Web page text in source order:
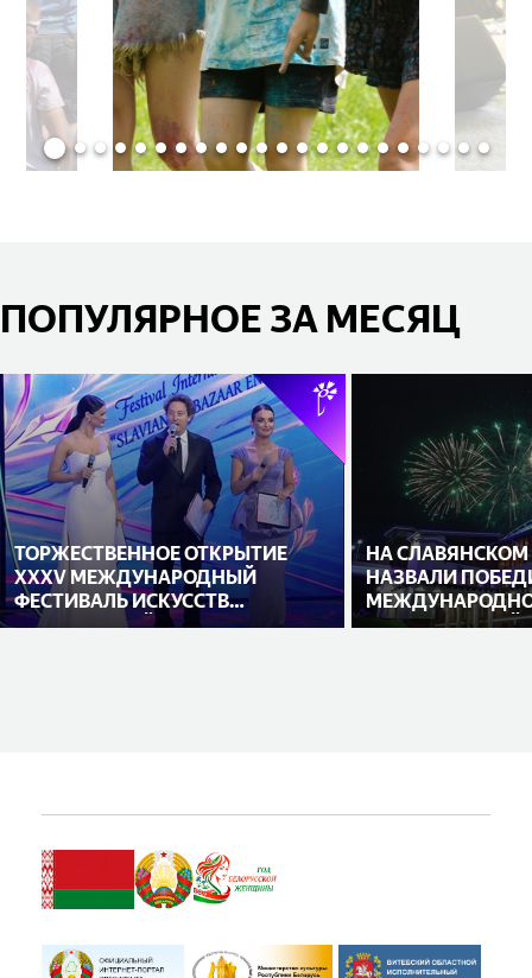
ПОПУЛЯРНОЕ ЗА МЕСЯЦ
ТОРЖЕСТВЕННОЕ ОТКРЫТИЕ
XXXV МЕЖДУНАРОДНЫЙ
ФЕСТИВАЛЬ ИСКУССТВ
«СЛАВЯНСКИЙ БАЗАР В
НА СЛАВЯНСКОМ
НАЗВАЛИ
ИСПОЛНИТЕЛЕЙ